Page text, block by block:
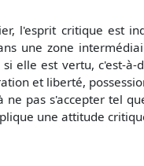
l'esprit critique est
une zone
elle est vertu, c'est-à-
et liberté,
ne pas s'accepter tel
une attitude